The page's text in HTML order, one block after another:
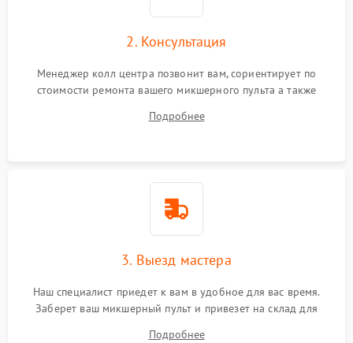
2. Консультация
Менеджер колл центра позвонит вам, сориентирует по
стоимости ремонта вашего микшерного пульта а также
Подробнее
3. Выезд мастера
Наш специалист приедет к вам в удобное для вас время.
Заберет ваш микшерный пульт и привезет на склад для
Подробнее